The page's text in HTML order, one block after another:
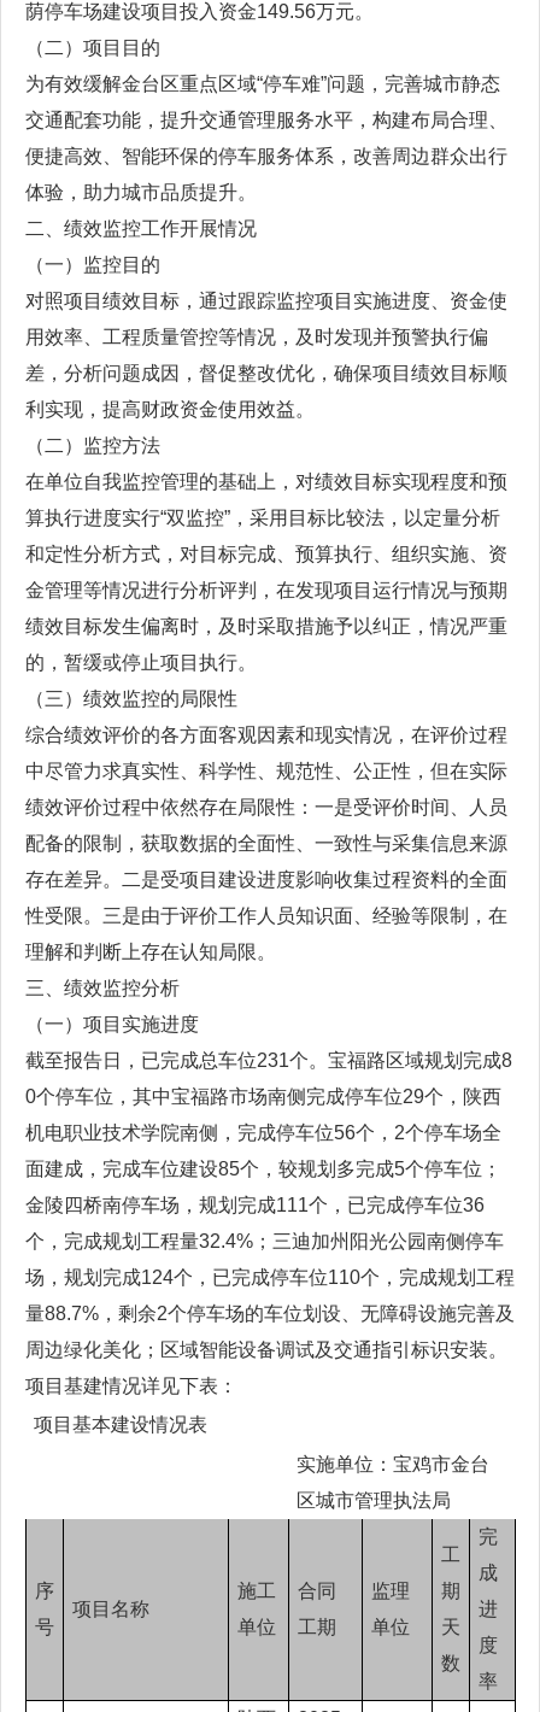
荫停车场建设项目投入资金149.56万元。
（二）项目目的
为有效缓解金台区重点区域“停车难”问题，完善城市静态
交通配套功能，提升交通管理服务水平，构建布局合理、
便捷高效、智能环保的停车服务体系，改善周边群众出行
体验，助力城市品质提升。
二、绩效监控工作开展情况
（一）监控目的
对照项目绩效目标，通过跟踪监控项目实施进度、资金使
用效率、工程质量管控等情况，及时发现并预警执行偏
差，分析问题成因，督促整改优化，确保项目绩效目标顺
利实现，提高财政资金使用效益。
（二）监控方法
在单位自我监控管理的基础上，对绩效目标实现程度和预
算执行进度实行“双监控”，采用目标比较法，以定量分析
和定性分析方式，对目标完成、预算执行、组织实施、资
金管理等情况进行分析评判，在发现项目运行情况与预期
绩效目标发生偏离时，及时采取措施予以纠正，情况严重
的，暂缓或停止项目执行。
（三）绩效监控的局限性
综合绩效评价的各方面客观因素和现实情况，在评价过程
中尽管力求真实性、科学性、规范性、公正性，但在实际
绩效评价过程中依然存在局限性：一是受评价时间、人员
配备的限制，获取数据的全面性、一致性与采集信息来源
存在差异。二是受项目建设进度影响收集过程资料的全面
性受限。三是由于评价工作人员知识面、经验等限制，在
理解和判断上存在认知局限。
三、绩效监控分析
（一）项目实施进度
截至报告日，已完成总车位231个。宝福路区域规划完成8
0个停车位，其中宝福路市场南侧完成停车位29个，陕西
机电职业技术学院南侧，完成停车位56个，2个停车场全
面建成，完成车位建设85个，较规划多完成5个停车位；
金陵四桥南停车场，规划完成111个，已完成停车位36
个，完成规划工程量32.4%；三迪加州阳光公园南侧停车
场，规划完成124个，已完成停车位110个，完成规划工程
量88.7%，剩余2个停车场的车位划设、无障碍设施完善及
周边绿化美化；区域智能设备调试及交通指引标识安装。
项目基建情况详见下表：
项目基本建设情况表
实施单位：宝鸡市金台
区城市管理执法局
序
号
项目名称
施工
单位
合同
工期
监理
单位
工
期
天
数
完
成
进
度
率